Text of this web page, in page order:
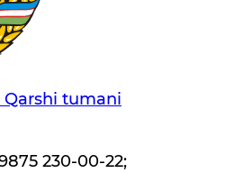
Qarshi tumani
230-00-22;